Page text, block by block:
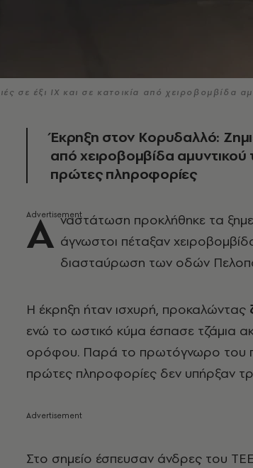
σε έξι ΙΧ και σε κατοικία από χειροβομβίδα
Έκρηξη στον Κορυδαλλό:
από χειροβομβίδα
πρώτες πληροφορίες
Α ναστάτωση προκλήθηκε τα
άγνωστοι πέταξαν
διασταύρωση των οδών
Η έκρηξη ήταν ισχυρή, προκαλώντας
ενώ το ωστικό κύμα έσπασε τζάμια
ορόφου. Παρά το πρωτόγνωρο του
πρώτες πληροφορίες δεν υπήρξαν
Στο σημείο έσπευσαν άνδρες του